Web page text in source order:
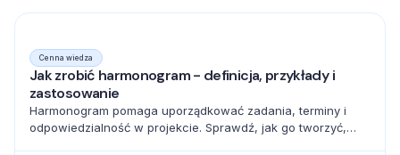
Cenna wiedza
Jak zrobić harmonogram - definicja, przykłady i
zastosowanie
Harmonogram pomaga uporządkować zadania, terminy i
odpowiedzialność w projekcie. Sprawdź, jak go tworzyć,